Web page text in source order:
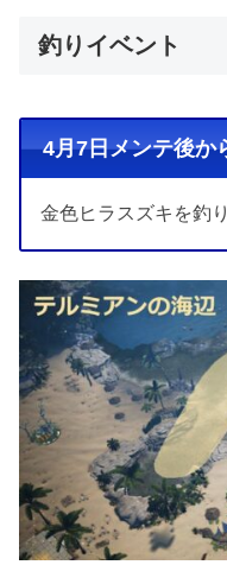
釣りイベント
4月7日メンテ後か
金色ヒラスズキを釣